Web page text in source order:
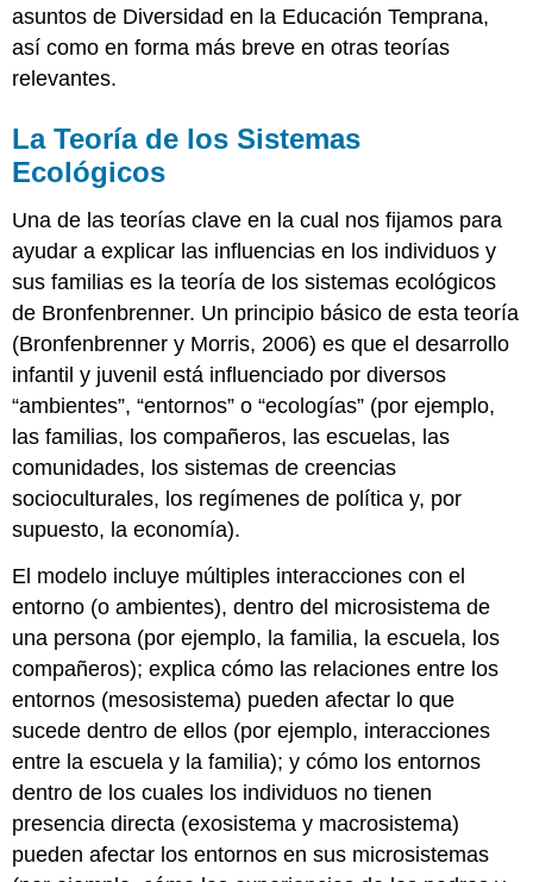
las
Situaciones
sus
Padres
Niños
y
Niñas
en
el
Contexto
del
Exosistema
Los
Niños
y
Las
Niñas
el
Contexto
del
Macrosistema
Los
Niños
y
Las
en
el
Contexto
asuntos de Diversidad en la Educación Temprana,
así como en forma más breve en otras teorías
relevantes.
La Teoría de los Sistemas
Ecológicos
Una de las teorías clave en la cual nos fijamos para
ayudar a explicar las influencias en los individuos y
sus familias es la teoría de los sistemas ecológicos
de Bronfenbrenner. Un principio básico de esta teoría
(Bronfenbrenner y Morris, 2006) es que el desarrollo
infantil y juvenil está influenciado por diversos
“ambientes”, “entornos” o “ecologías” (por ejemplo,
las familias, los compañeros, las escuelas, las
comunidades, los sistemas de creencias
socioculturales, los regímenes de política y, por
supuesto, la economía).
El modelo incluye múltiples interacciones con el
entorno (o ambientes), dentro del microsistema de
una persona (por ejemplo, la familia, la escuela, los
compañeros); explica cómo las relaciones entre los
entornos (mesosistema) pueden afectar lo que
sucede dentro de ellos (por ejemplo, interacciones
entre la escuela y la familia); y cómo los entornos
dentro de los cuales los individuos no tienen
presencia directa (exosistema y macrosistema)
pueden afectar los entornos en sus microsistemas